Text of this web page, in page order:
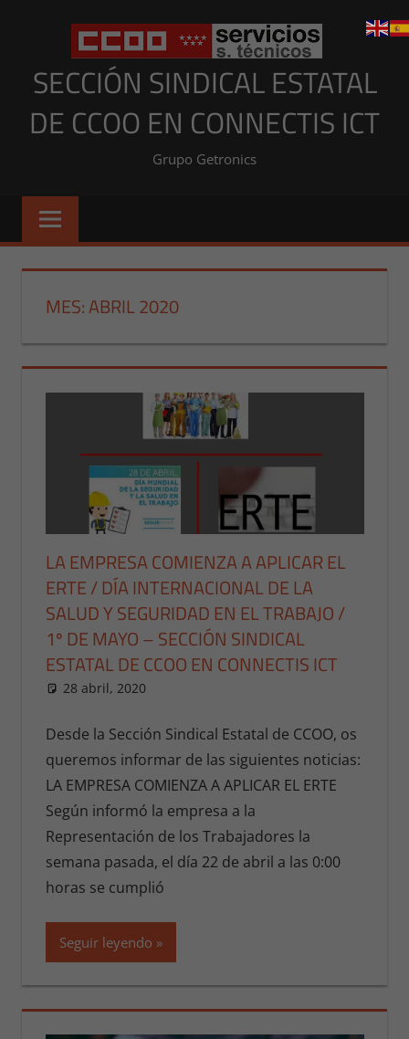
SECCIÓN SINDICAL ESTATAL
DE CCOO EN CONNECTIS ICT
Grupo Getronics
MES:ABRIL 2020
LA EMPRESA COMIENZA A APLICAR EL
ERTE / DÍA INTERNACIONAL DE LA
SALUD Y SEGURIDAD EN EL TRABAJO /
1º DE MAYO – SECCIÓN SINDICAL
ESTATAL DE CCOO EN CONNECTIS ICT
28 abril, 2020
Desde la Sección Sindical Estatal de CCOO, os
queremos informar de las siguientes noticias:
LA EMPRESA COMIENZA A APLICAR EL ERTE
Según informó la empresa a la
Representación de los Trabajadores la
semana pasada, el día 22 de abril a las 0:00
horas se cumplió
Seguir leyendo